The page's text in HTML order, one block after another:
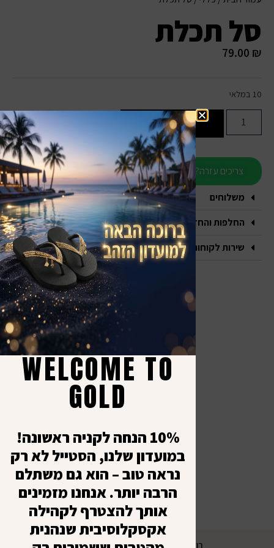
סל תכלת
79.00 ₪
10 במלאי
הוספה לסל
צריכים עזרה?
משלוחים
החלפות והחזרות
שירות לקוחות
אנחנו במדיה
א׳
כל
רולרס מרקטינג – שיווק דיגיטלי ובניית אתרים
WELCOME TO
GOLD
10% הנחה לקניה ראשונה!
במועדון שלנו, הסטייל לא רק
נראה טוב – הוא גם משתלם
הרבה יותר. אנחנו מזמינים
אותך להצטרף לקהילה
אקסקלוסיבית שנהנית